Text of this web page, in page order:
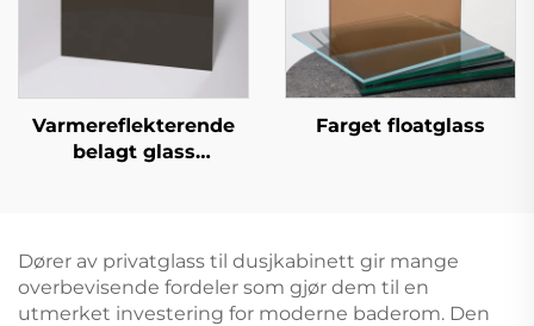
Varmereflekterende
belagt glass
Farget floatglass
Dører av privatglass til dusjkabinett gir mange
overbevisende fordeler som gjør dem til en
utmerket investering for moderne baderom. Den